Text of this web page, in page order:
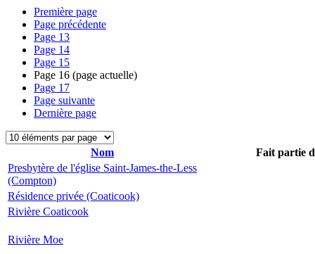
Première page
Page précédente
Page 13
Page 14
Page 15
Page 16 (page actuelle)
Page 17
Page suivante
Dernière page
Nom
Fait partie
Presbytère de l'église Saint-James-the-Less
(Compton)
Résidence privée (Coaticook)
Rivière Coaticook
Rivière Moe